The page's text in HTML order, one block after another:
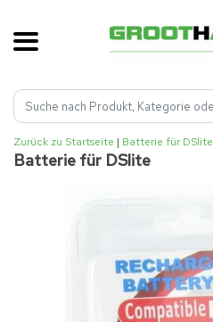
Zurück zu Startseite | Batterie für DSlite
Batterie für DSlite